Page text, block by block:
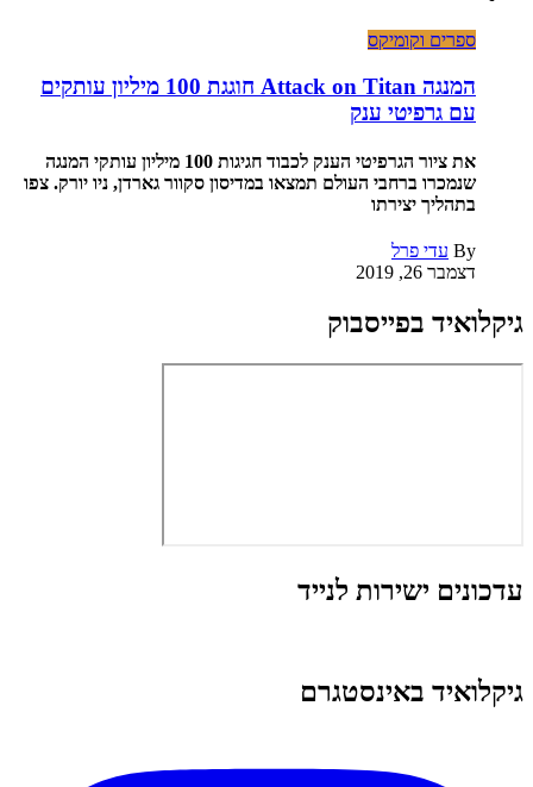
ספרים וקומיקס
המנגה Attack on Titan חוגגת 100 מיליון עותקים
עם גרפיטי ענק
את ציור הגרפיטי הענק לכבוד חגיגות 100 מיליון עותקי המנגה
שנמכרו ברחבי העולם תמצאו במדיסון סקוור גארדן, ניו יורק. צפו
בתהליך יצירתו
By עדי פרל
דצמבר 26, 2019
גיקלואיד בפייסבוק
עדכונים ישירות לנייד
גיקלואיד באינסטגרם